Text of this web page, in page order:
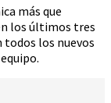
más que
los últimos tres
los nuevos